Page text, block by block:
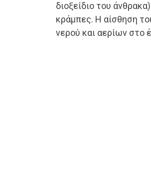
διοξείδιο του
κράμπες. Η αίσθηση
νερού και αερίων στο